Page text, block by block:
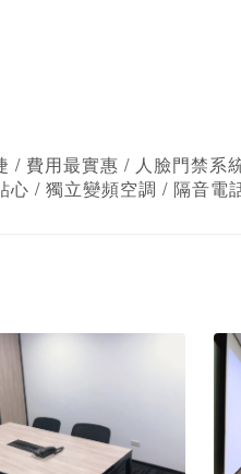
/ 費用最實惠 / 人臉門禁系
/ 獨立變頻空調 / 隔音電